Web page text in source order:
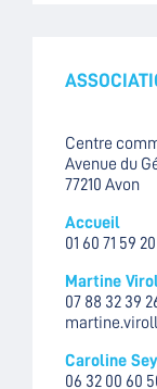
Centre
Avenue du
77210 Avon
Accueil
01 60 71 59 20
Martine
07 88 32 39
Caroline
06 32 00 60